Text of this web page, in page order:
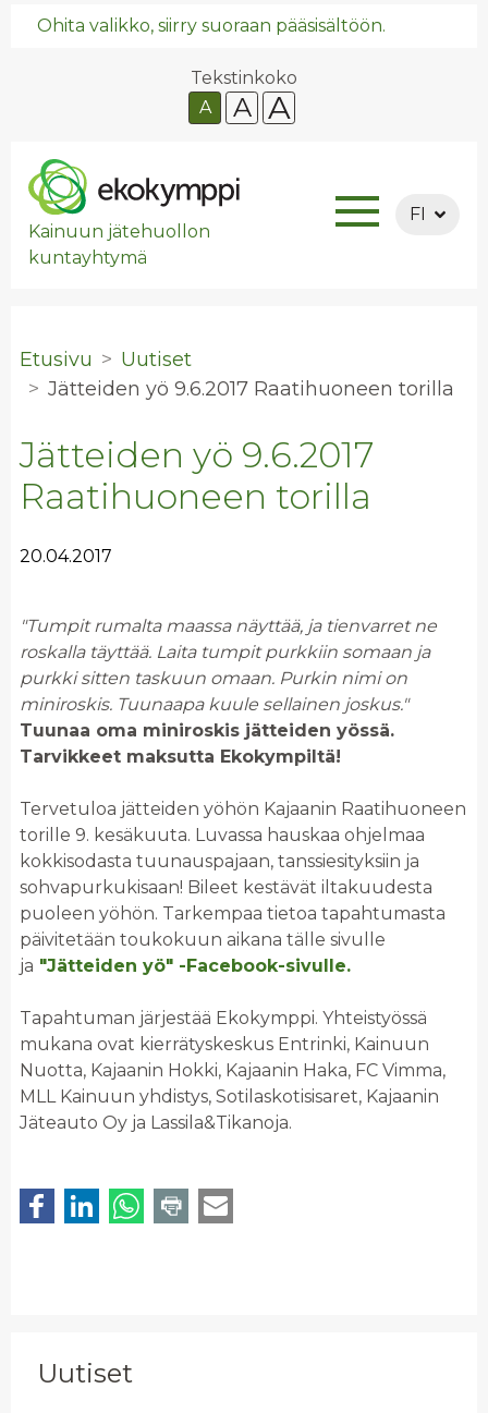
Ohita valikko, siirry suoraan pääsisältöön.
Tekstinkoko
A
A A
Kainuun jätehuollon
kuntayhtymä
FI
Uutiset
Etusivu
Uutiset
Jät­tei­den yö 9.6.2017 Raa­ti­huo­neen to­ril­la
Jätteiden yö 9.6.2017
Raatihuoneen torilla
20.04.2017
"Tumpit rumalta maassa näyttää, ja tienvarret ne
roskalla täyttää. Laita tumpit purkkiin somaan ja
purkki sitten taskuun omaan. Purkin nimi on
miniroskis. Tuunaapa kuule sellainen joskus."
Tuunaa oma miniroskis jätteiden yössä.
Tarvikkeet maksutta Ekokympiltä!
Tervetuloa jätteiden yöhön Kajaanin Raatihuoneen
torille 9. kesäkuuta. Luvassa hauskaa ohjelmaa
kokkisodasta tuunauspajaan, tanssiesityksiin ja
sohvapurkukisaan! Bileet kestävät iltakuudesta
puoleen yöhön. Tarkempaa tietoa tapahtumasta
päivitetään toukokuun aikana tälle sivulle
ja "Jätteiden yö" -Facebook-sivulle.
Tapahtuman järjestää Ekokymppi. Yhteistyössä
mukana ovat kierrätyskeskus Entrinki, Kainuun
Nuotta, Kajaanin Hokki, Kajaanin Haka, FC Vimma,
MLL Kainuun yhdistys, Sotilaskotisisaret, Kajaanin
Jäteauto Oy ja Lassila&Tikanoja.